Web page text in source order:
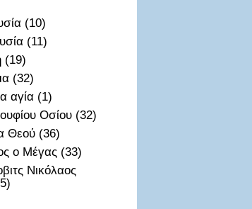
(10)
(11)
(19)
(32)
αγία (1)
Οσίου (32)
Θεού (36)
ο Μέγας (33)
Νικόλαος